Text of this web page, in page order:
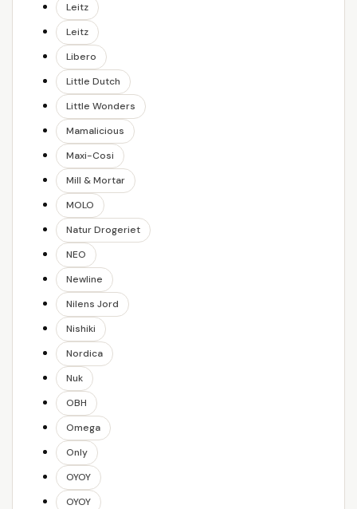
Leitz
Leitz
Libero
Little Dutch
Little Wonders
Mamalicious
Maxi-Cosi
Mill & Mortar
MOLO
Natur Drogeriet
NEO
Newline
Nilens Jord
Nishiki
Nordica
Nuk
OBH
Omega
Only
OYOY
OYOY